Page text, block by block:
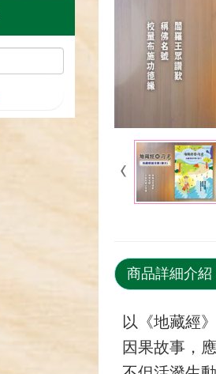
商品詳細介紹
以《地藏經
因果故事，